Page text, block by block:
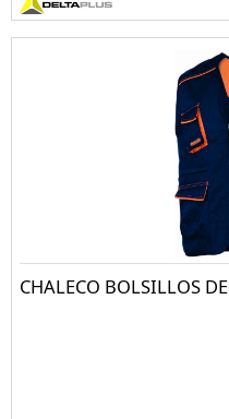
CHALECO BOLSILLOS